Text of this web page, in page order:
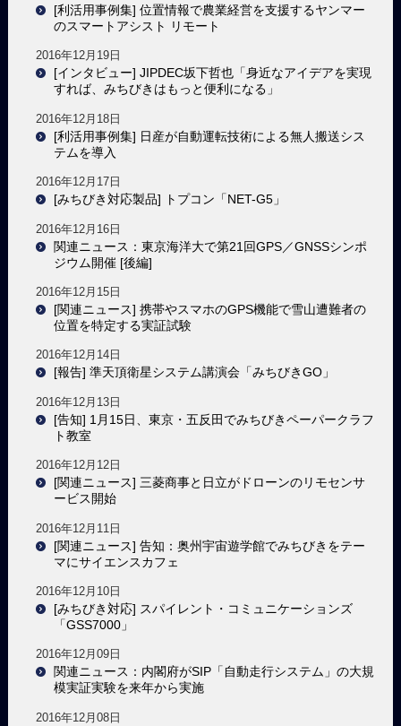
[利活用事例集] 位置情報で農業経営を支援するヤンマー
のスマートアシスト リモート
2016年12月19日
[インタビュー] JIPDEC坂下哲也「身近なアイデアを実現
すれば、みちびきはもっと便利になる」
2016年12月18日
[利活用事例集] 日産が自動運転技術による無人搬送シス
テムを導入
2016年12月17日
[みちびき対応製品] トプコン「NET-G5」
2016年12月16日
関連ニュース：東京海洋大で第21回GPS／GNSSシンポ
ジウム開催 [後編]
2016年12月15日
[関連ニュース] 携帯やスマホのGPS機能で雪山遭難者の
位置を特定する実証試験
2016年12月14日
[報告] 準天頂衛星システム講演会「みちびきGO」
2016年12月13日
[告知] 1月15日、東京・五反田でみちびきペーパークラフ
ト教室
2016年12月12日
[関連ニュース] 三菱商事と日立がドローンのリモセンサ
ービス開始
2016年12月11日
[関連ニュース] 告知：奥州宇宙遊学館でみちびきをテー
マにサイエンスカフェ
2016年12月10日
[みちびき対応] スパイレント・コミュニケーションズ
「GSS7000」
2016年12月09日
関連ニュース：内閣府がSIP「自動走行システム」の大規
模実証実験を来年から実施
2016年12月08日